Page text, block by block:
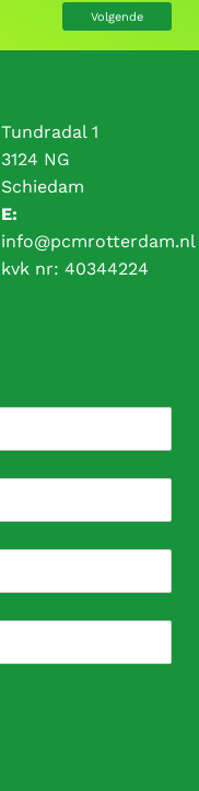
Volgende
Tundradal 1
3124 NG
Schiedam
E:
info@pcmrotterdam.nl
kvk nr: 40344224